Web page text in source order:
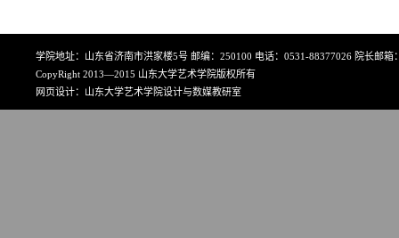
学院地址：山东省济南市洪家楼5号 邮编：250100 电话：0531-88377026 院长邮箱
CopyRight 2013—2015 山东大学艺术学院版权所有
网页设计：山东大学艺术学院设计与数媒教研室